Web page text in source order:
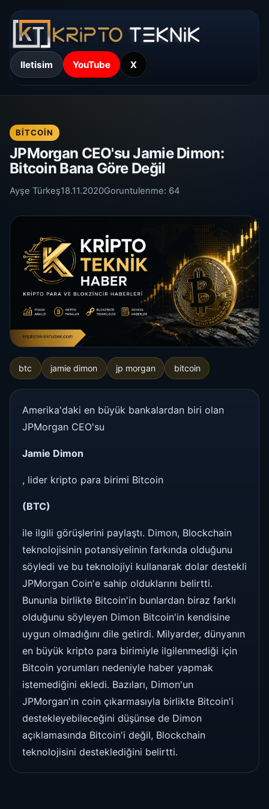
Iletisim YouTube X
BITCOIN
JPMorgan CEO'su Jamie Dimon:
Bitcoin Bana Göre Değil
Ayşe Türkeş18.11.2020Goruntulenme: 64
btc jamie dimon jp morgan bitcoin
Amerika'daki en büyük bankalardan biri olan
JPMorgan CEO'su
Jamie Dimon
, lider kripto para birimi Bitcoin
(BTC)
ile ilgili görüşlerini paylaştı. Dimon, Blockchain
teknolojisinin potansiyelinin farkında olduğunu
söyledi ve bu teknolojiyi kullanarak dolar destekli
JPMorgan Coin'e sahip olduklarını belirtti.
Bununla birlikte Bitcoin'in bunlardan biraz farklı
olduğunu söyleyen Dimon Bitcoin'in kendisine
uygun olmadığını dile getirdi. Milyarder, dünyanın
en büyük kripto para birimiyle ilgilenmediği için
Bitcoin yorumları nedeniyle haber yapmak
istemediğini ekledi. Bazıları, Dimon'un
JPMorgan'ın coin çıkarmasıyla birlikte Bitcoin'i
destekleyebileceğini düşünse de Dimon
açıklamasında Bitcoin'i değil, Blockchain
teknolojisini desteklediğini belirtti.